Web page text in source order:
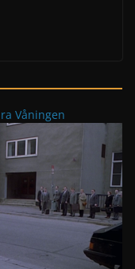
Våningen